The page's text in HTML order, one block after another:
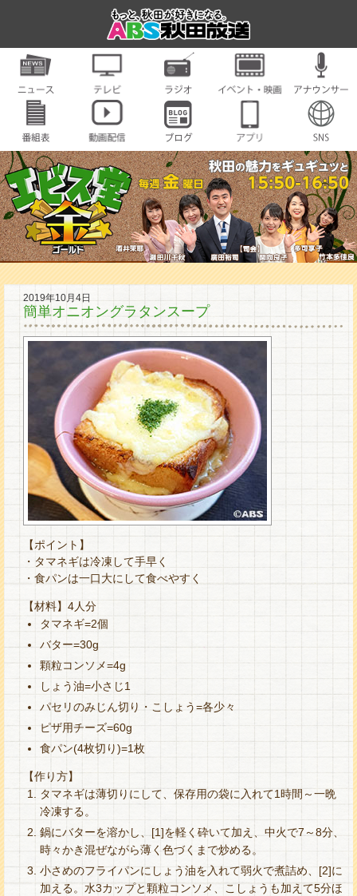
2019年10月4日
簡単オニオングラタンスープ
【ポイント】
・タマネギは冷凍して手早く
・食パンは一口大にして食べやすく
【材料】4人分
タマネギ=2個
バター=30g
顆粒コンソメ=4g
しょう油=小さじ1
パセリのみじん切り・こしょう=各少々
ピザ用チーズ=60g
食パン(4枚切り)=1枚
【作り方】
タマネギは薄切りにして、保存用の袋に入れて1時間～一晩
冷凍する。
鍋にバターを溶かし、[1]を軽く砕いて加え、中火で7～8分、
時々かき混ぜながら薄く色づくまで炒める。
小さめのフライパンにしょう油を入れて弱火で煮詰め、[2]に
加える。水3カップと顆粒コンソメ、こしょうも加えて5分ほ